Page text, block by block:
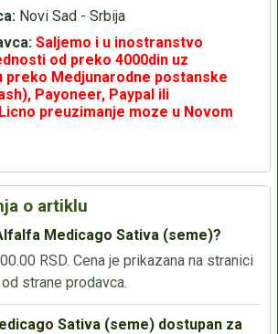
Novi Sad - Srbija
Saljemo i u inostranstvo
od preko 4000din uz
preko Medjunarodne postanske
Payoneer, Paypal ili
preuzimanje moze u Novom
o artiklu
Medicago Sativa (seme)?
RSD. Cena je prikazana na stranici
strane prodavca.
Sativa (seme) dostupan za